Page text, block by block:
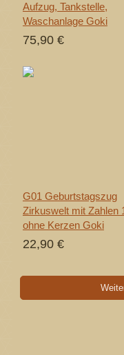
Aufzug, Tankstelle,
Waschanlage Goki
75,90 €
G01 Geburtstagszug
Zirkuswelt mit Zahlen
ohne Kerzen Goki
22,90 €